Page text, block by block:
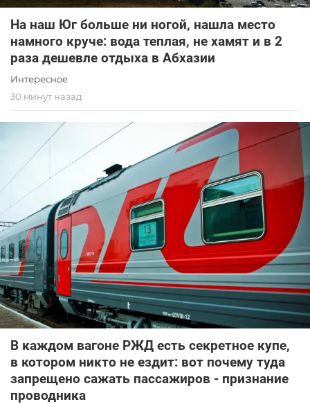
На наш Юг больше ни ногой, нашла место
намного круче: вода теплая, не хамят и в 2
раза дешевле отдыха в Абхазии
Интересное
30 минут назад
В каждом вагоне РЖД есть секретное купе,
в котором никто не ездит: вот почему туда
запрещено сажать пассажиров - признание
проводника